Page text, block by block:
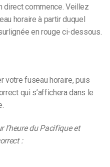
direct commence. Veillez
horaire à partir duquel
en rouge ci-dessous.
votre fuseau horaire, puis
qui s’affichera dans le
l’heure du Pacifique et
: